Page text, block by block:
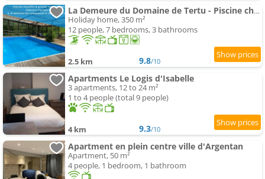
La Demeure du Domaine de Tertu - Piscine chauffée - Calme - Forêt
Holiday home, 350 m²
12 people, 7 bedrooms, 3 bathrooms
2.5 km 9.8/10
Apartments Le Logis d'Isabelle
3 apartments, 12 to 24 m²
1 to 4 people (total 9 people)
4 km 9.3/10
Apartment en plein centre ville d'Argentan
Apartment, 50 m²
4 people, 1 bedroom, 1 bathroom